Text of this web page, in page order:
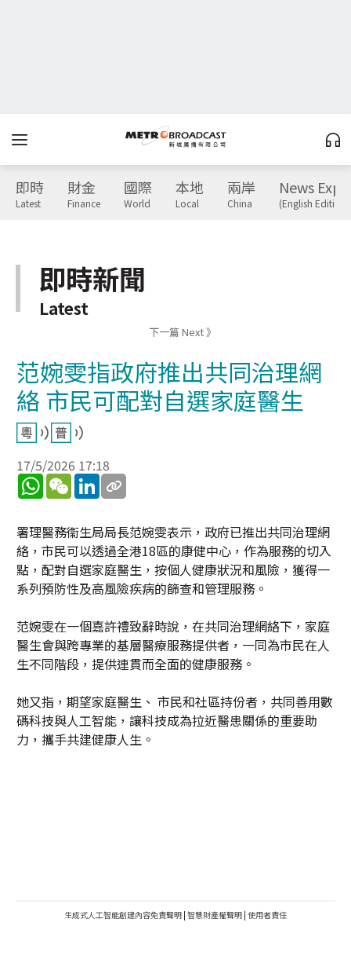
即時
Latest
財金
Finance
國際
World
本地
Local
兩岸
China
News
(English Edition)
即時新聞
Latest
下一篇 Next 》
范婉雯指政府推出共同治理網
絡 市民可配對自選家庭醫生
17/5/2026 17:18
WhatsApp
WeChatLinkedIn
署理醫務衞生局局長范婉雯表示，政府已推出共同治理網
絡，市民可以透過全港18區的康健中心，作為服務的切入
點，配對自選家庭醫生，按個人健康狀況和風險，獲得一
系列預防性及高風險疾病的篩查和管理服務。
范婉雯在一個嘉許禮致辭時說，在共同治理網絡下，家庭
醫生會與跨專業的基層醫療服務提供者，一同為市民在人
生不同階段，提供連貫而全面的健康服務。
她又指，期望家庭醫生、 市民和社區持份者，共同善用數
碼科技與人工智能，讓科技成為拉近醫患關係的重要助
力，攜手共建健康人生。
生成式人工智能創建內容免責聲明 | 智慧財產權聲明 | 使用者責任